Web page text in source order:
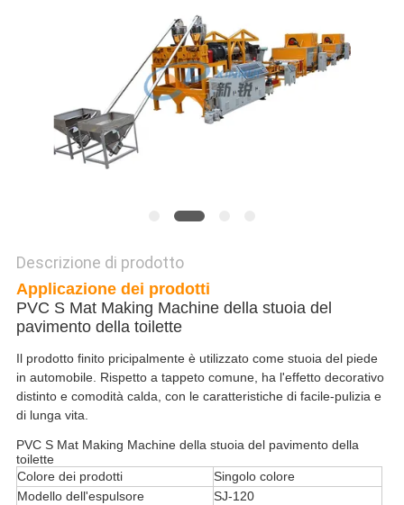
SITO
POLITICA
Descrizione di prodotto
Applicazione dei prodotti
PVC S Mat Making Machine della stuoia del
pavimento della toilette
Il prodotto finito pricipalmente è utilizzato come stuoia del piede
in automobile. Rispetto a tappeto comune, ha l'effetto decorativo
distinto e comodità calda, con le caratteristiche di facile-pulizia e
di lunga vita.
PVC S Mat Making Machine della stuoia del pavimento della
toilette
Colore dei prodotti
Singolo colore
Modello dell'espulsore
SJ-120